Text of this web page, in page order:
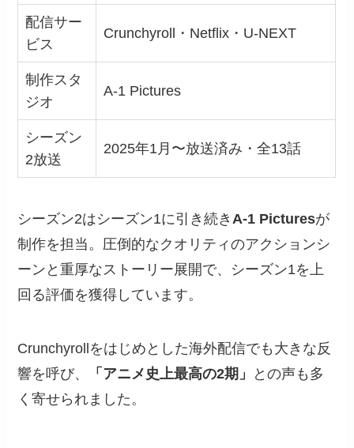
配信サー
ビス
Crunchyroll・Netflix・U-NEXT
制作スタ
ジオ
A-1 Pictures
シーズン
2放送
2025年1月〜放送済み・全13話
シーズン2はシーズン1に引き続きA-1 Picturesが
制作を担当。圧倒的なクオリティのアクションシ
ーンと重厚なストーリー展開で、シーズン1を上
回る評価を獲得しています。
Crunchyrollをはじめとした海外配信でも大きな反
響を呼び、
「アニメ史上最高の2期」
との声も多
く寄せられました。